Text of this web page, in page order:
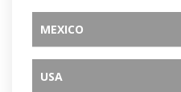
MEXICO
USA